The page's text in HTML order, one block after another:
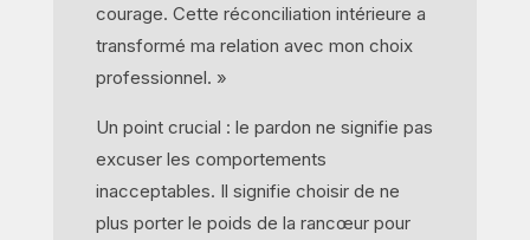
courage. Cette réconciliation intérieure a
transformé ma relation avec mon choix
professionnel. »
Un point crucial : le pardon ne signifie pas
excuser les comportements
inacceptables. Il signifie choisir de ne
plus porter le poids de la rancœur pour